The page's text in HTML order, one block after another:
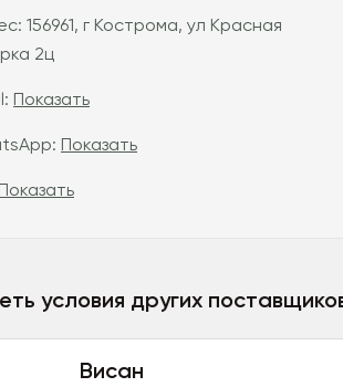
156961, г Кострома, ул Красная
2ц
Показать
Показать
Показать
условия других
Висан